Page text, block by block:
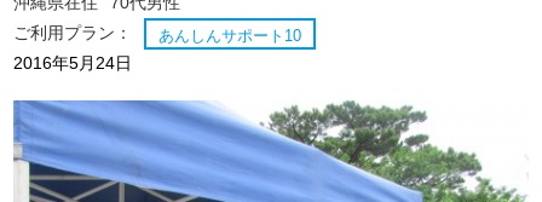
ご利用プラン：
あんしんサポート10
2016年5月24日